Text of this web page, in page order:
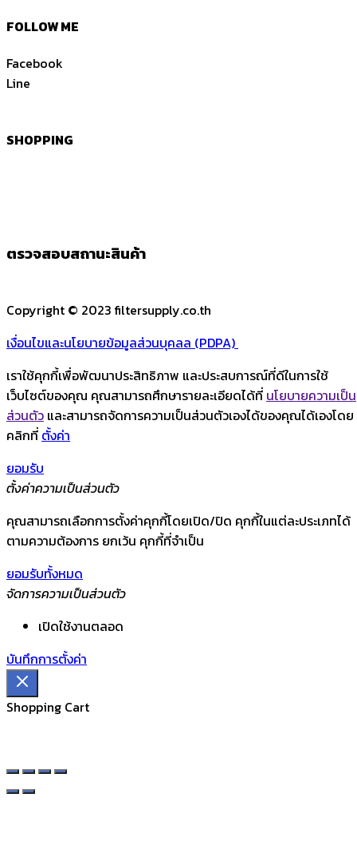
FOLLOW ME
Facebook
Line
SHOPPING
ตรวจสอบสถานะสินค้า
Copyright © 2023 filtersupply.co.th
เงื่อนไขและนโยบายข้อมูลส่วนบุคลล (PDPA)
เราใช้คุกกี้เพื่อพัฒนาประสิทธิภาพ และประสบการณ์ที่ดีในการใช้
เว็บไซต์ของคุณ คุณสามารถศึกษารายละเอียดได้ที่ นโยบายความเป็น
ส่วนตัว และสามารถจัดการความเป็นส่วนตัวเองได้ของคุณได้เองโดย
คลิกที่ ตั้งค่า
ยอมรับ
ตั้งค่าความเป็นส่วนตัว
คุณสามารถเลือกการตั้งค่าคุกกี้โดยเปิด/ปิด คุกกี้ในแต่ละประเภทได้
ตามความต้องการ ยกเว้น คุกกี้ที่จำเป็น
ยอมรับทั้งหมด
จัดการความเป็นส่วนตัว
เปิดใช้งานตลอด
บันทึกการตั้งค่า
Shopping Cart